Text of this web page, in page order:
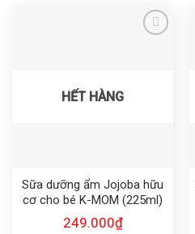
HẾT HÀNG
Sữa dưỡng ẩm Jojoba hữu
cơ cho bé K-MOM (225ml)
249.000₫